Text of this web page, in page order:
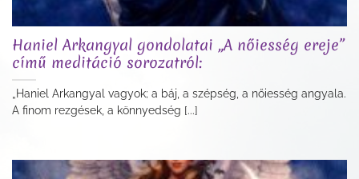
Haniel Arkangyal gondolatai „A nőiesség ereje”
című meditáció sorozatról:
„Haniel Arkangyal vagyok; a báj, a szépség, a nőiesség angyala.
A finom rezgések, a könnyedség [...]